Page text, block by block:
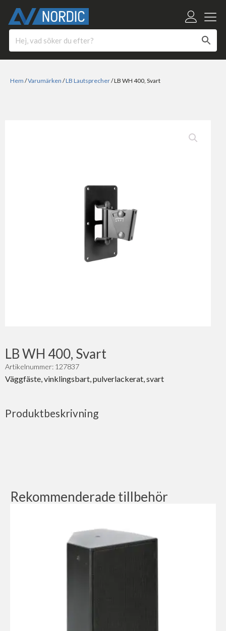
Hem /Varumärken /LB Lautsprecher/ LB WH 400, Svart
LB WH 400, Svart
Artikelnummer: 127837
Väggfäste, vinklingsbart, pulverlackerat, svart
Produktbeskrivning
Rekommenderade tillbehör